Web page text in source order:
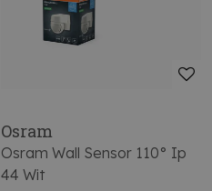
Osram
Osram Wall Sensor 110° Ip
44 Wit